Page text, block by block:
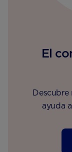
El
Descubre
ayuda